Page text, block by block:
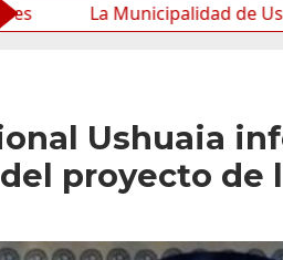
La Municipalidad de Ushuaia
Ushuaia
proyecto de